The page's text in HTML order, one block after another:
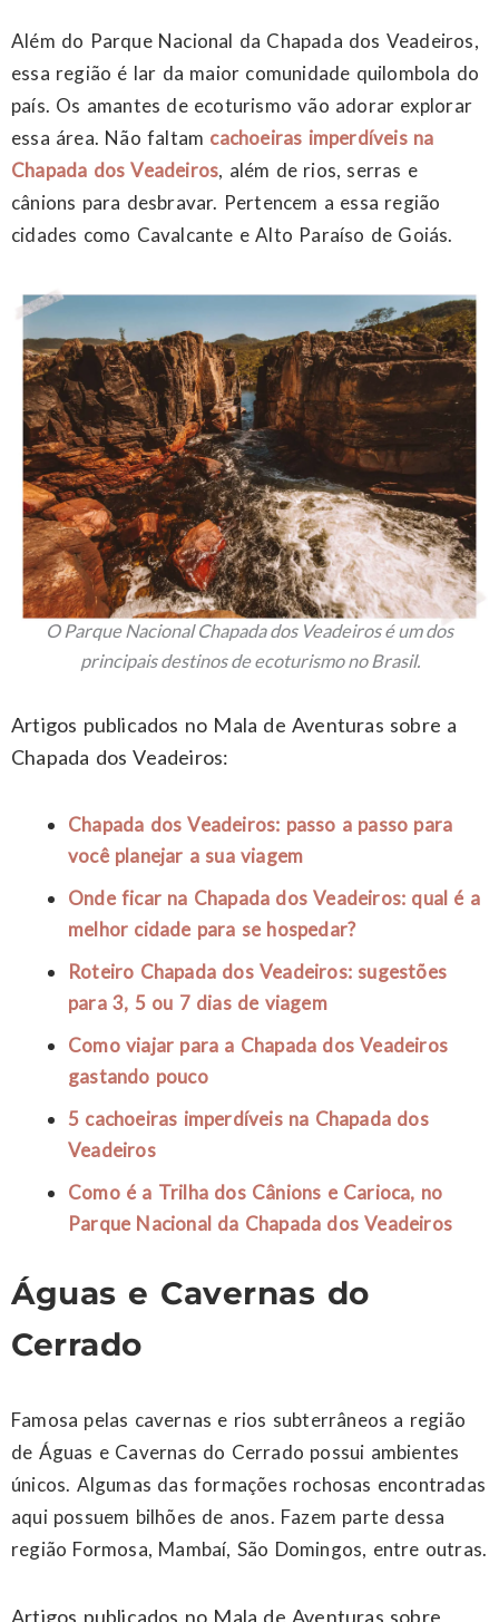
Além do Parque Nacional da Chapada dos Veadeiros,
essa região é lar da maior comunidade quilombola do
país. Os amantes de ecoturismo vão adorar explorar
essa área. Não faltam cachoeiras imperdíveis na
Chapada dos Veadeiros, além de rios, serras e
cânions para desbravar. Pertencem a essa região
cidades como Cavalcante e Alto Paraíso de Goiás.
O Parque Nacional Chapada dos Veadeiros é um dos
principais destinos de ecoturismo no Brasil.
Artigos publicados no Mala de Aventuras sobre a
Chapada dos Veadeiros:
Chapada dos Veadeiros: passo a passo para
você planejar a sua viagem
Onde ficar na Chapada dos Veadeiros: qual é a
melhor cidade para se hospedar?
Roteiro Chapada dos Veadeiros: sugestões
para 3, 5 ou 7 dias de viagem
Como viajar para a Chapada dos Veadeiros
gastando pouco
5 cachoeiras imperdíveis na Chapada dos
Veadeiros
Como é a Trilha dos Cânions e Carioca, no
Parque Nacional da Chapada dos Veadeiros
Águas e Cavernas do
Cerrado
Famosa pelas cavernas e rios subterrâneos a região
de Águas e Cavernas do Cerrado possui ambientes
únicos. Algumas das formações rochosas encontradas
aqui possuem bilhões de anos. Fazem parte dessa
região Formosa, Mambaí, São Domingos, entre outras.
Artigos publicados no Mala de Aventuras sobre